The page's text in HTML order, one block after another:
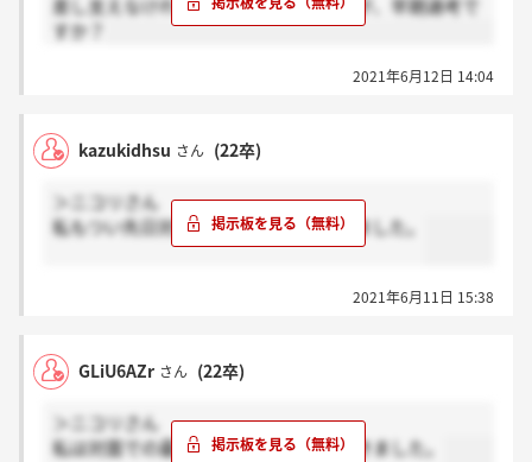
差し支えなければお聞きしたいのですが、早期選考で
すか？
2021年6月12日 14:04
kazukidhsu さん (22卒)
＞ニコリさん
私もつい先日対面でその場内定を頂きました。
2021年6月11日 15:38
GLiU6AZr さん (22卒)
＞ニコリさん
私は対面での最終面接で直接内定を頂きました。